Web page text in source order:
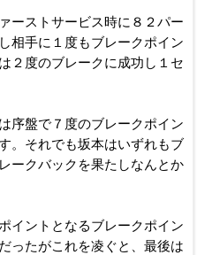
ーストサービス時に８２パー
相手に１度もブレークポイン
２度のブレークに成功し１セ
序盤で７度のブレークポイン
。それでも坂本はいずれもブ
ークバックを果たしなんとか
イントとなるブレークポイン
ったがこれを凌ぐと、最後は